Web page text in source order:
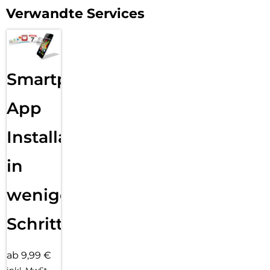
allen anderen Markenanbietern üblich, „von der Stange“ in
Asien zugekauft. Unsere Gläser sind mit 10H Härtegrad
zudem die härtesten und besten im Markt, was uns
regelmäßig durch Bestnoten und Testsiege von der
Internationalen Fachpresse attestiert wird.
Darüber hinaus ist uns Klimaschutz ein echtes Anliegen:
DISPLEX unterstützt die Klimaschutz-Organisation „Plant-
for-the-Planet“, die durch Aufforstungsaktionen weltweit
schädliches CO2 bindet. Unsere Verpackungen sind darüber
überflüssige Kunststoffe und Verbundmaterialien in unseren
Verwandte Services
Smartphone
App
Installation
in
wenigen
Schritten
ab 9,99 €